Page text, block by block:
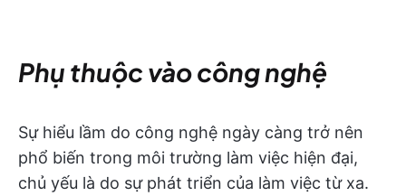
Phụ thuộc vào công nghệ
Sự hiểu lầm do công nghệ ngày càng trở nên
phổ biến trong môi trường làm việc hiện đại,
chủ yếu là do sự phát triển của làm việc từ xa.